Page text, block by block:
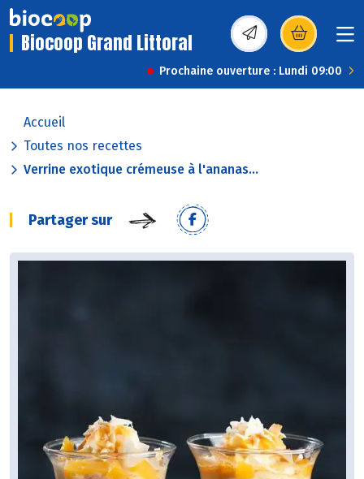
Biocoop Grand Littoral (s’ouvre dans une
Prochaine ouverture : Lundi 09:00
Accueil
Toutes nos recettes
Verrine exotique crémeuse à l'ananas...
Partager sur